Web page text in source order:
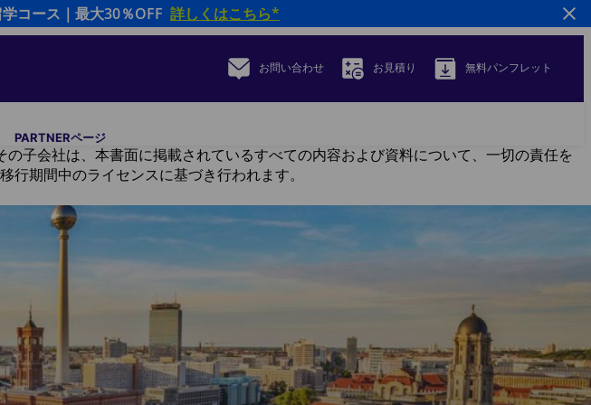
お問い合わせ お見積り 無料パンフレット
PARTNERページ
の子会社は、本書面に掲載されているすべての内容および資料について、一切の責任を
期間中のライセンスに基づき行われます。
コース｜最大30％OFF 詳しくはこちら*